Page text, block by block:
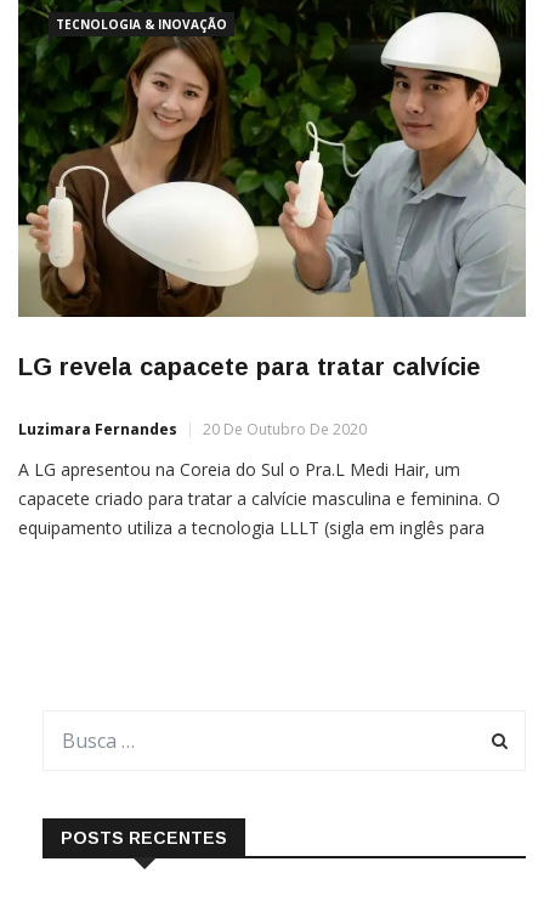
TECNOLOGIA & INOVAÇÃO
LG revela capacete para tratar calvície
Luzimara Fernandes 20 De Outubro De 2020
A LG apresentou na Coreia do Sul o Pra.L Medi Hair, um
capacete criado para tratar a calvície masculina e feminina. O
equipamento utiliza a tecnologia LLLT (sigla em inglês para
POSTS RECENTES